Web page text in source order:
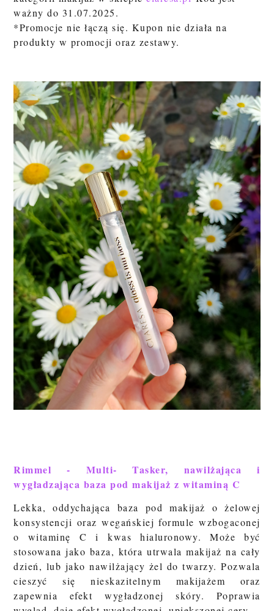
ważny do 31.07.2025.
*Promocje nie łączą się. Kupon nie działa na
produkty w promocji oraz zestawy.
Rimmel - Multi- Tasker, nawilżająca i
wygładzająca baza pod makijaż z witaminą C
Lekka, oddychająca baza pod makijaż o żelowej
konsystencji oraz wegańskiej formule wzbogaconej
o witaminę C i kwas hialuronowy. Może być
stosowana jako baza, która utrwala makijaż na cały
dzień, lub jako nawilżający żel do twarzy. Pozwala
cieszyć się nieskazitelnym makijażem oraz
zapewnia efekt wygładzonej skóry. Poprawia